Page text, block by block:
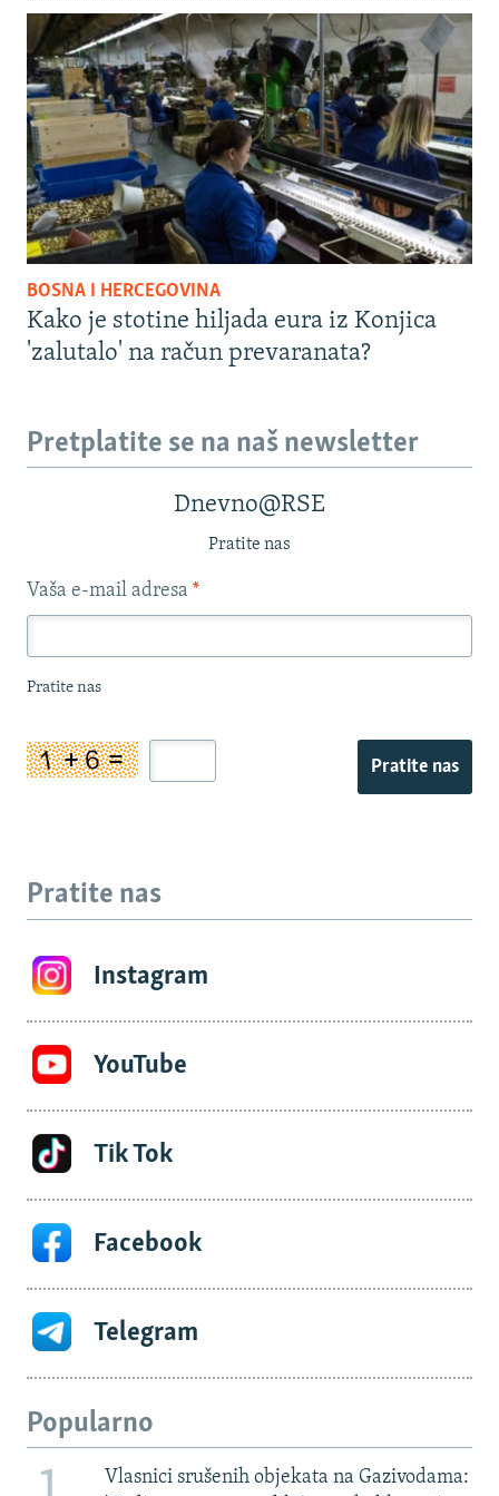
BOSNA I HERCEGOVINA
Kako je stotine hiljada eura iz Konjica
'zalutalo' na račun prevaranata?
Pretplatite se na naš newsletter
Dnevno@RSE
Pratite nas
Vaša e-mail adresa *
Pratite nas
Pratite nas
Pratite nas
Instagram
YouTube
Tik Tok
Facebook
Telegram
Popularno
Vlasnici srušenih objekata na Gazivodama: